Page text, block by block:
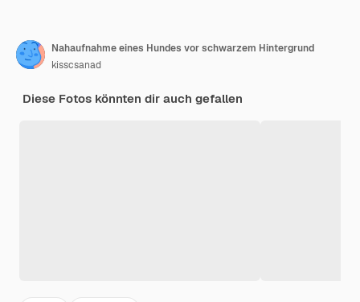
Nahaufnahme eines Hundes vor schwarzem Hintergrund
kisscsanad
Diese Fotos könnten dir auch gefallen